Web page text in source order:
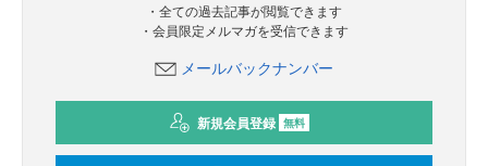
・全ての過去記事が閲覧できます
・会員限定メルマガを受信できます
メールバックナンバー
新規会員登録 無料